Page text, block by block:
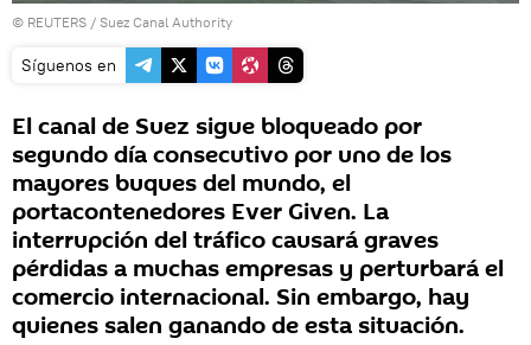
© REUTERS / Suez Canal Authority
Síguenos en
El canal de Suez sigue bloqueado por
segundo día consecutivo por uno de los
mayores buques del mundo, el
portacontenedores Ever Given. La
interrupción del tráfico causará graves
pérdidas a muchas empresas y perturbará el
comercio internacional. Sin embargo, hay
quienes salen ganando de esta situación.